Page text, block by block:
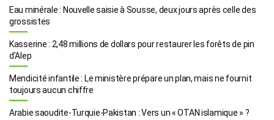
Eau minérale : Nouvelle saisie à Sousse, deux jours après celle des
grossistes
Kasserine : 2,48 millions de dollars pour restaurer les forêts de pin
d’Alep
Mendicité infantile : Le ministère prépare un plan, mais ne fournit
toujours aucun chiffre
Arabie saoudite-Turquie-Pakistan : Vers un « OTAN islamique » ?